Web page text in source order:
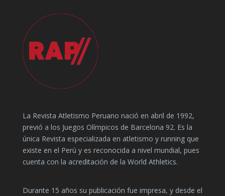
La Revista Atletismo Peruano nació en abril de 1992,
previó a los Juegos Olímpicos de Barcelona 92. Es la
única Revista especializada en atletismo y running que
existe en el Perú y es reconocida a nivel mundial, pues
cuenta con la acreditación de la World Athletics.
Durante 15 años su publicación fue impresa, y desde el